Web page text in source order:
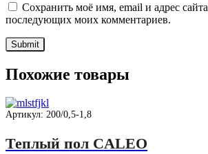
Сохранить моё имя, email и адрес
последующих моих комментариев.
Похожие товары
Артикул: 200/0,5-1,8
Теплый пол CALEO